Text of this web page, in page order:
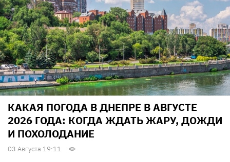
КАКАЯ ПОГОДА В ДНЕПРЕ В АВГУСТЕ
2026 ГОДА: КОГДА ЖДАТЬ ЖАРУ, ДОЖДИ
И ПОХОЛОДАНИЕ
03 Августа 19:11